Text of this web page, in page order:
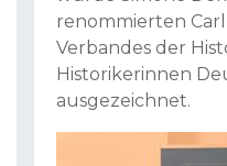
renommierten
Verbandes der
Historikerinnen
ausgezeichnet.